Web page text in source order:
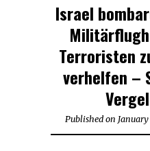
Israel
Terroristen
verhelfen –
Published on January